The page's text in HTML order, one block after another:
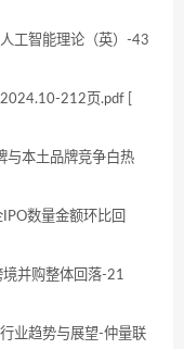
工智能理论（英）-43
212页.pdf [
本土品牌竞争白热
数量金额环比回
并购整体回落-21
业趋势与展望-仲量联